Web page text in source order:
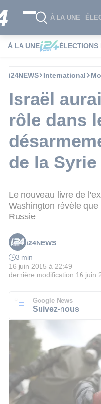
À LA UNE
À LA UNE ÉLECTIONS
i24NEWS International
Israël
rôle dans
de la Syrie
Le nouveau livre de
Washington révèle
Russie
i24NEWS
3 min
16 juin 2015 à 22:49
dernière modification 16 juin
Google News
Suivez-nous